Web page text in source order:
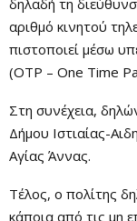
αριθμό κινητού
πιστοποιεί μέσω
(OTP – One Time
Στη συνέχεια,
Δήμου Ιστιαίας-
Αγίας Άννας.
Τέλος, ο πολίτης
κάποια από τις μη